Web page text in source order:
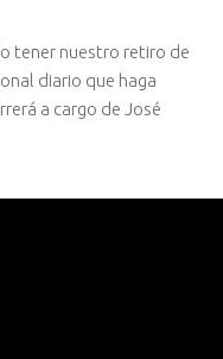
tener nuestro retiro de
diario que haga
a cargo de José